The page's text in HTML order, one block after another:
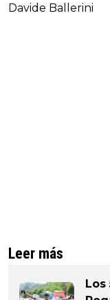
Davide Ballerini
Leer más
Los